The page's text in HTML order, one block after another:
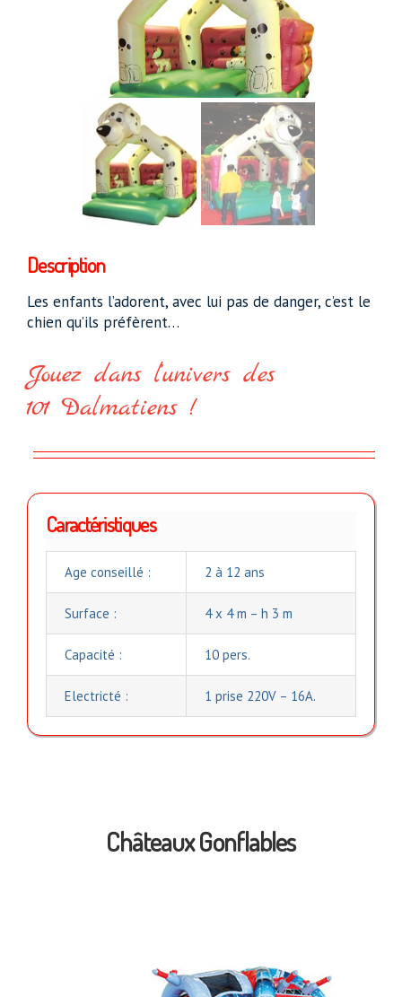
Description
Les enfants l’adorent, avec lui pas de danger, c’est le
chien qu’ils préfèrent…
Jouez dans l’univers des
101 Dalmatiens !
Caractéristiques
Age conseillé : 2 à 12 ans
Surface : 4 x 4 m – h 3 m
Capacité : 10 pers.
Electricté : 1 prise 220V – 16A.
Châteaux Gonflables